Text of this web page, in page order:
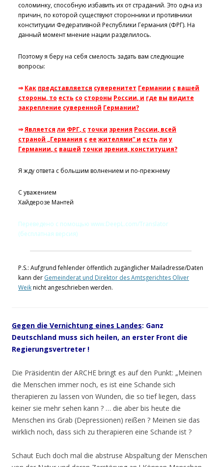
соломинку, способную избавить их от страданий. Это одна из
причин, по которой существуют сторонники и противники
конституции Федеративной Республики Германия (ФРГ). На
данный момент мнение нации разделилось.
Поэтому я беру на себя смелость задать вам следующие
вопросы:
⇒ Как представляется суверенитет Германии с вашей
стороны, то есть со стороны России, и где вы видите
закрепление суверенной Германии?
⇒Является ли ФРГ, с точки зрения России, всей
страной „Германия с ее жителями“ и есть ли у
Германии, с вашей точки зрения, конституция?
Я жду ответа с большим волнением и по-прежнему
С уважением
Хайдерозе Мантей
Переведено с помощью www.DeepL.com/Translator
(бесплатная версия)
P.S.: Aufgrund fehlender öffentlich zugänglicher Mailadresse/Daten
kann der Gemeinderat und Direktor des Amtsgerichtes Oliver
Weiknicht angeschrieben werden.
Gegen die Vernichtung eines Landes: Ganz
Deutschland muss sich heilen, an erster Front die
Regierungsvertreter !
Die Präsidentin der ARCHE bringt es auf den Punkt: „Meinen
die Menschen immer noch, es ist eine Schande sich
therapieren zu lassen von Wunden, die so tief liegen, dass
keiner sie mehr sehen kann ? … die aber bis heute die
Menschen ins Grab (Depressionen) reißen ? Meinen sie das
wirklich noch, dass sich zu therapieren eine Schande ist ?
Schaut Euch doch mal die abstruse Abspaltung der Menschen